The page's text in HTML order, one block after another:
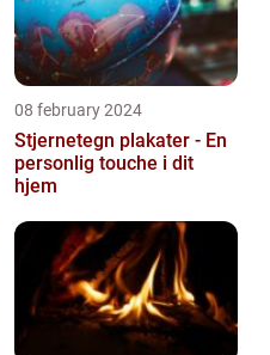
08 february 2024
Stjernetegn plakater - En
personlig touche i dit
hjem